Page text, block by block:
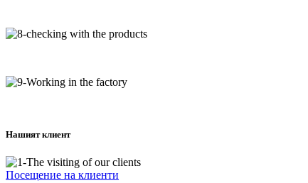
Нашият клиент
Посещение на клиенти